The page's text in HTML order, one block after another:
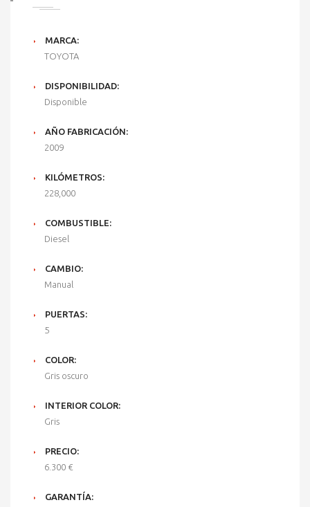
MARCA:
TOYOTA
DISPONIBILIDAD:
Disponible
AÑO FABRICACIÓN:
2009
KILÓMETROS:
228,000
COMBUSTIBLE:
Diesel
CAMBIO:
Manual
PUERTAS:
5
COLOR:
Gris oscuro
INTERIOR COLOR:
Gris
PRECIO:
6.300 €
GARANTÍA: